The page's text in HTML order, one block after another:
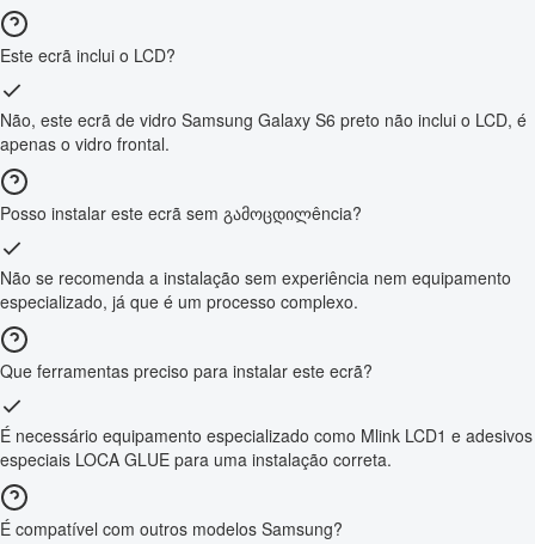
Este ecrã inclui o LCD?
Não, este ecrã de vidro Samsung Galaxy S6 preto não inclui o LCD, é
apenas o vidro frontal.
Posso instalar este ecrã sem გამოცდილência?
Não se recomenda a instalação sem experiência nem equipamento
especializado, já que é um processo complexo.
Que ferramentas preciso para instalar este ecrã?
É necessário equipamento especializado como Mlink LCD1 e adesivos
especiais LOCA GLUE para uma instalação correta.
É compatível com outros modelos Samsung?